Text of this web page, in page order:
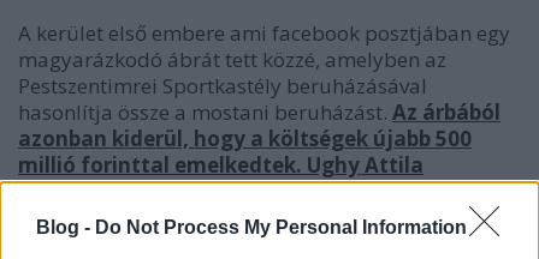
Blog - Do Not Process My Personal Information
A kerület első embere ami facebook posztjában egy
magyarázkodó ábrát tett közzé, amelyben az
Pestszentimrei Sportkastély beruházásával
hasonlítja össze a mostani beruházást. Az árbából
azonban kiderül, hogy a költségek újabb 500
millió forinttal emelkedtek. Ughy Attila
tájékoztatása szerint az 500 millió forint
önkormányzati forrást 2,2 milliárd forint TAO
(adópénz) egészíti ki. Így a beruházás már 2,7